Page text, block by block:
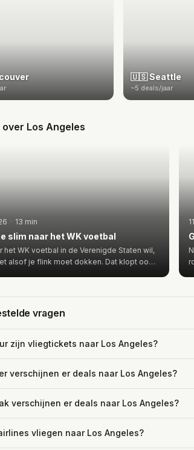
🇺🇸 Seattle
~5 deals/jaar
Los Angeles
· 13 min
slim naar het WK voetbal
het WK voetbal in de Verenigde Staten wil,
alsof je flink moet dokken. Dat klopt oo…
vragen
zijn vliegtickets naar Los Angeles?
verschijnen er deals naar Los Angeles?
verschijnen er deals naar Los Angeles?
vliegen naar Los Angeles?